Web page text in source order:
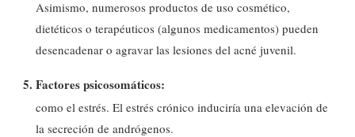
Asimismo, numerosos productos de uso cosmético,
dietéticos o terapéuticos (algunos medicamentos) pueden
desencadenar o agravar las lesiones del acné juvenil.
Factores psicosomáticos:
como el estrés. El estrés crónico induciría una elevación de
la secreción de andrógenos.